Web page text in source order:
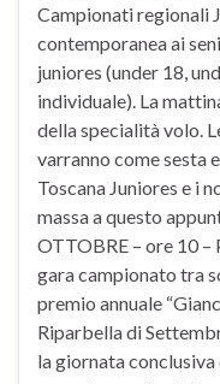
Campionati regionali
contemporanea ai
juniores (under 18,
individuale). La
della specialità volo.
varranno come sesta
Toscana Juniores e i
massa a questo
OTTOBRE – ore 10 –
gara campionato tra
premio annuale
Riparbella di
la giornata